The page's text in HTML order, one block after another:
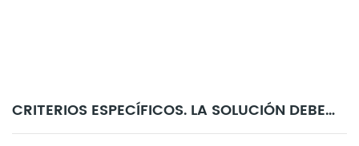
CRITERIOS ESPECÍFICOS. LA SOLUCIÓN DEBE…